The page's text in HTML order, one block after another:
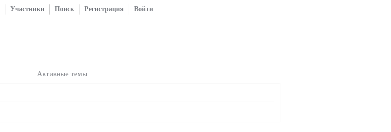
Участники Поиск Регистрация Войти
Активные темы